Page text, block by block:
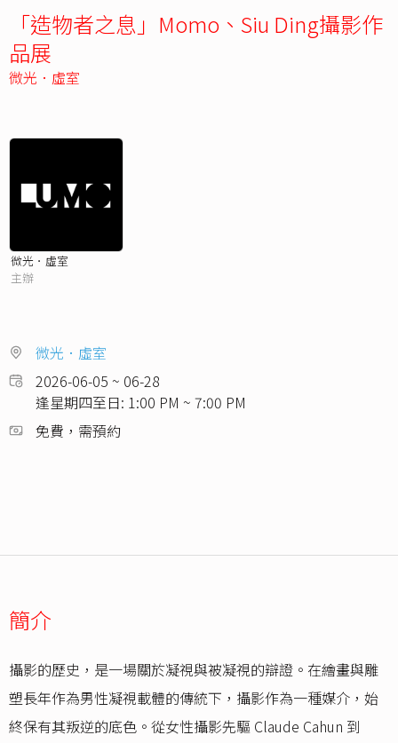
「造物者之息」Momo、Siu Ding攝影作
品展
微光．虛室
微光．虛室
主辦
微光．虛室
2026-06-05 ~ 06-28
逢星期四至日: 1:00 PM ~ 7:00 PM
免費，需預約
簡介
攝影的歷史，是一場關於凝視與被凝視的辯證。在繪畫與雕
塑長年作為男性凝視載體的傳統下，攝影作為一種媒介，始
終保有其叛逆的底色。從女性攝影先驅 Claude Cahun 到